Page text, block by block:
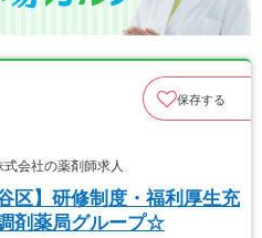
保存する
会社の薬剤師求人
区】研修制度・福利厚生充
剤薬局グループ☆